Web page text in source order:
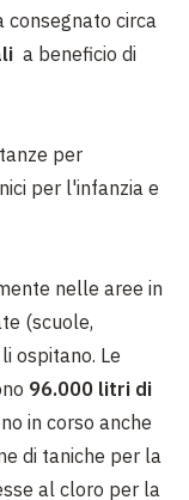
consegnato circa
a beneficio di
per
per l'infanzia e
nelle aree in
(scuole,
ospitano. Le
96.000 litri di
in corso anche
di taniche per la
al cloro per la